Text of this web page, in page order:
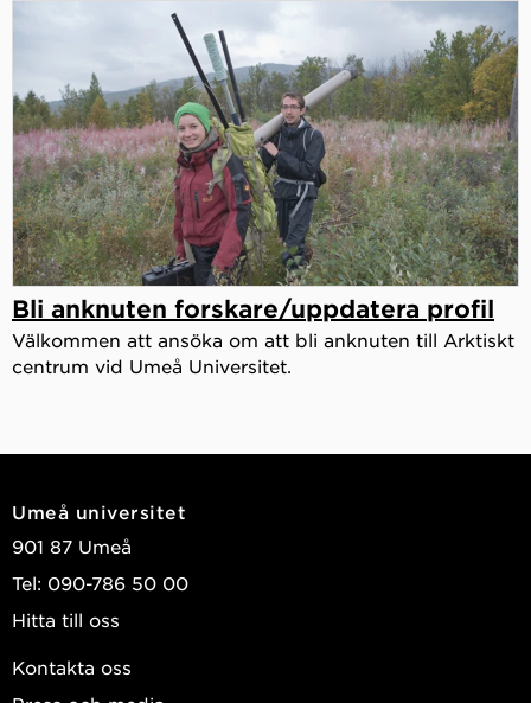
Bli anknuten forskare/uppdatera profil
Välkommen att ansöka om att bli anknuten till Arktiskt
centrum vid Umeå Universitet.
Umeå universitet
901 87 Umeå
Tel: 090-786 50 00
Hitta till oss
Kontakta oss